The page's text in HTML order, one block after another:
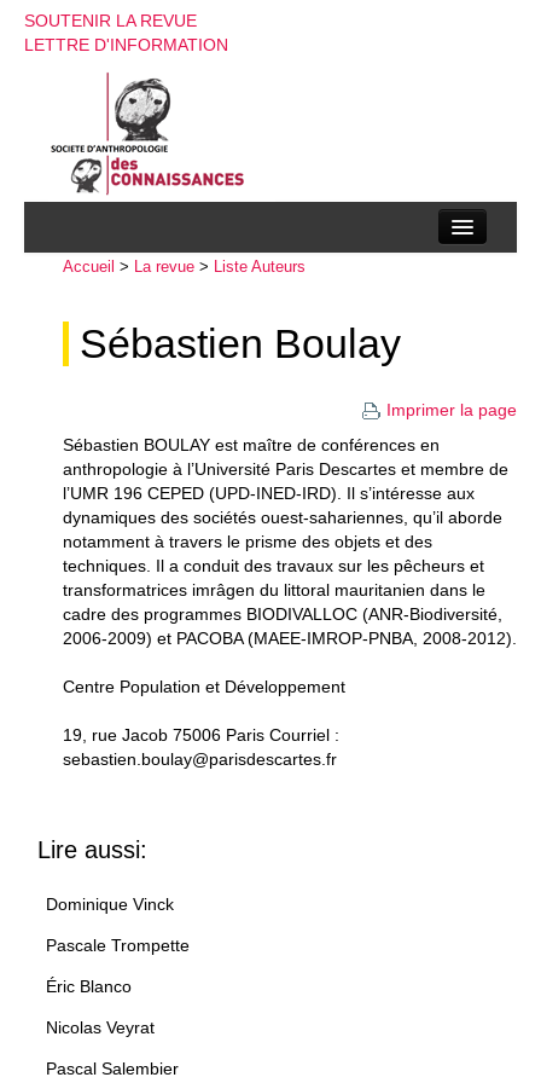
SOUTENIR LA REVUE
LETTRE D'INFORMATION
La société d’anthropologie des connaissances
Recherches
Instructions aux auteurs
Evenements
Accueil > La revue > Liste Auteurs
Sébastien Boulay
Imprimer la page
Sébastien BOULAY est maître de conférences en
anthropologie à l’Université Paris Descartes et membre de
l’UMR 196 CEPED (UPD-INED-IRD). Il s’intéresse aux
dynamiques des sociétés ouest-sahariennes, qu’il aborde
notamment à travers le prisme des objets et des
techniques. Il a conduit des travaux sur les pêcheurs et
transformatrices imrâgen du littoral mauritanien dans le
cadre des programmes BIODIVALLOC (ANR-Biodiversité,
2006-2009) et PACOBA (MAEE-IMROP-PNBA, 2008-2012).
Centre Population et Développement
19, rue Jacob 75006 Paris Courriel :
sebastien.boulay@parisdescartes.fr
Lire aussi:
Dominique Vinck
Pascale Trompette
Éric Blanco
Nicolas Veyrat
Pascal Salembier